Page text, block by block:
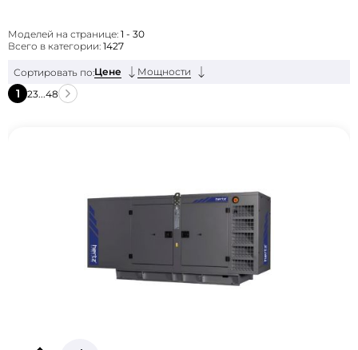
Моделей на странице: 1 - 30
Всего в категории: 1427
Сортировать по:Цене Мощности
1 23...48